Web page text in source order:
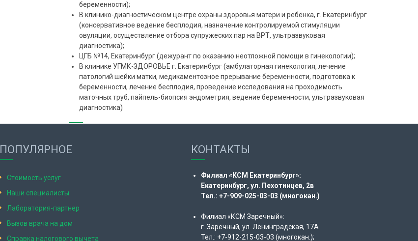
беременности);
В клинико-диагностическом центре охраны здоровья матери и ребёнка, г. Екатеринбург
(консервативное ведение бесплодия, назначение контролируемой стимуляции
овуляции, осуществление отбора супружеских пар на ВРТ, ультразвуковая
диагностика);
ЦГБ №14, Екатеринбург (дежурант по оказанию неотложной помощи в гинекологии);
В клинике УГМК-ЗДОРОВЬЕ г. Екатеринбург (амбулаторная гинекология, лечение
патологий шейки матки, медикаментозное прерывание беременности, подготовка к
беременности, лечение бесплодия, проведение исследования на проходимость
маточных труб, пайпель-биопсия эндометрия, ведение беременности, ультразвуковая
диагностика)
ПОПУЛЯРНОЕ
Стоимость услуг
Наши специалисты
Лаборатория-партнер
Вызов врача на дом
Справка налогового вычета
КОНТАКТЫ
Филиал «КСМ Екатеринбург»:
Екатеринбург, ул. Пехотинцев, 2в
Тел.: +7-909-025-03-03 (многокан.)
Филиал «КСМ Заречный»:
г. Заречный, ул. Ленинградская, 17А
Тел.: +7-912-215-03-03 (многокан.);